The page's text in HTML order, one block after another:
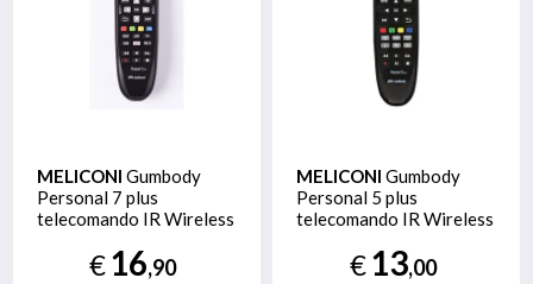
MELICONI Gumbody
Personal 7 plus
telecomando IR Wireless
€16,90
MELICONI Gumbody
Personal 5 plus
telecomando IR Wireless
€13,00